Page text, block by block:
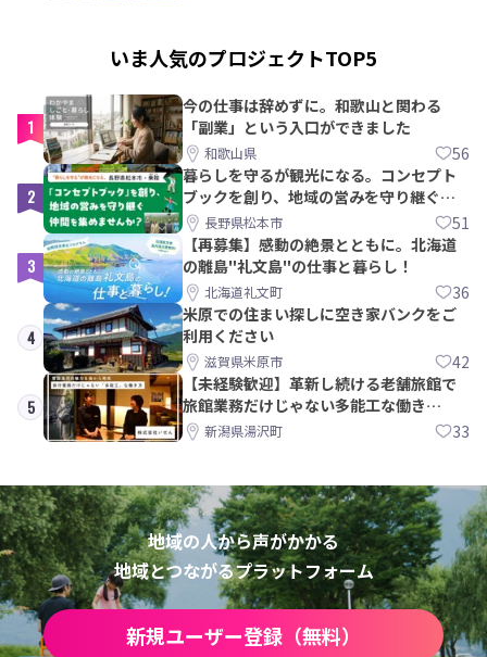
いま人気のプロジェクトTOP5
1
今の仕事は辞めずに。和歌山と関わる
「副業」という入口ができました
和歌山県 56
2
暮らしを守るが観光になる。コンセプト
ブックを創り、地域の営みを守り継ぐ仲
間を集めませんか？
長野県松本市 51
3
【再募集】感動の絶景とともに。北海道
の離島"礼文島"の仕事と暮らし！
北海道礼文町 36
4
米原での住まい探しに空き家バンクをご
利用ください
滋賀県米原市 42
5
【未経験歓迎】革新し続ける老舗旅館で
旅館業務だけじゃない多能工な働き
方。 株式会社いせん
新潟県湯沢町 33
地域の人から声がかかる
地域とつながるプラットフォーム
新規ユーザー登録（無料）